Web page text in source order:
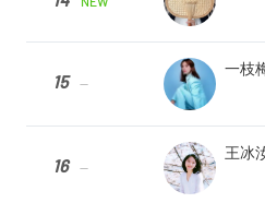
15 --
一枝
16 --
王冰